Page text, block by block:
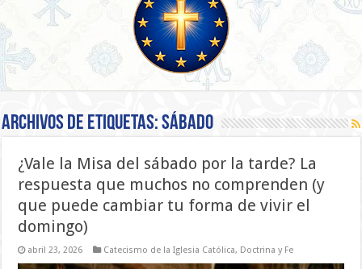
Archivos de etiquetas:sábado
¿Vale la Misa del sábado por la tarde? La
respuesta que muchos no comprenden (y
que puede cambiar tu forma de vivir el
domingo)
abril 23, 2026 Catecismo de la Iglesia Católica, Doctrina y Fe